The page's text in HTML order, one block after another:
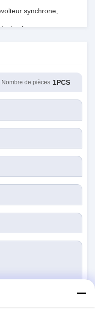
synchrone
de champ,
Nombre de pièces: 1PCS